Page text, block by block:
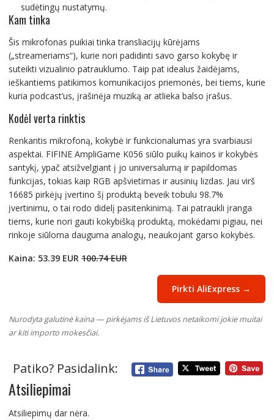
sudėtingų nustatymų.
Kam tinka
Šis mikrofonas puikiai tinka transliacijų kūrėjams
(„streameriams“), kurie nori padidinti savo garso kokybę ir
suteikti vizualinio patrauklumo. Taip pat idealus žaidėjams,
ieškantiems patikimos komunikacijos priemonės, bei tiems, kurie
kuria podcast’us, įrašinėja muziką ar atlieka balso įrašus.
Kodėl verta rinktis
Renkantis mikrofoną, kokybė ir funkcionalumas yra svarbiausi
aspektai. FIFINE AmpliGame K056 siūlo puikų kainos ir kokybės
santykį, ypač atsižvelgiant į jo universalumą ir papildomas
funkcijas, tokias kaip RGB apšvietimas ir ausinių lizdas. Jau virš
16685 pirkėjų įvertino šį produktą beveik tobulu 98.7%
įvertinimu, o tai rodo didelį pasitenkinimą. Tai patraukli įranga
tiems, kurie nori gauti kokybišką produktą, mokėdami pigiau, nei
rinkoje siūloma dauguma analogų, neaukojant garso kokybės.
Kaina: 53.39 EUR 100.74 EUR
Pirkti AliExpress →
Nurodyta galutinė kaina — pirkėjams iš Lietuvos netaikomi jokie muitai
ar kiti importo mokesčiai.
Patiko? Pasidalink:
Atsiliepimai
Atsiliepimų dar nėra.